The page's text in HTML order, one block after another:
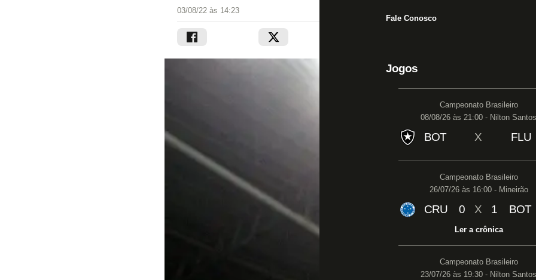
Fale Conosco
Jogos
Campeonato Brasileiro
08/08/26 às 21:00 - Nilton Santos
BOT X FLU
Campeonato Brasileiro
26/07/26 às 16:00 - Mineirão
CRU 0 X 1 BOT
Ler a crônica
Campeonato Brasileiro
23/07/26 às 19:30 - Nilton Santos
03/08/22 às 14:23